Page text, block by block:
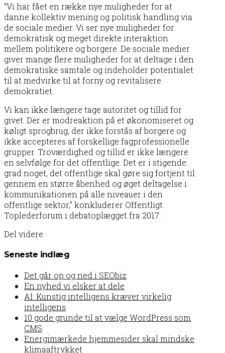
“Vi har fået en række nye muligheder for at
danne kollektiv mening og politisk handling via
de sociale medier. Vi ser nye muligheder for
demokratisk og meget direkte interaktion
mellem politikere og borgere. De sociale medier
giver mange flere muligheder for at deltage i den
demokratiske samtale og indeholder potentialet
til at medvirke til at forny og revitalisere
demokratiet.
Vi kan ikke længere tage autoritet og tillid for
givet. Der er modreaktion på et økonomiseret og
køligt sprogbrug, der ikke forstås af borgere og
ikke accepteres af forskellige fagprofessionelle
grupper. Troværdighed og tillid er ikke længere
en selvfølge for det offentlige. Det er i stigende
grad noget, det offentlige skal gøre sig fortjent til
gennem en større åbenhed og øget deltagelse i
kommunikationen på alle niveauer i den
offentlige sektor,” konkluderer Offentligt
Toplederforum i debatoplægget fra 2017.
Del videre
Seneste indlæg
Det går op og ned i SEObiz
En nyhed vi elsker at dele
AI: Kunstig intelligens kræver virkelig
intelligens
10 gode grunde til at vælge WordPress som
CMS
Energimærkede hjemmesider skal mindske
klimaaftrykket